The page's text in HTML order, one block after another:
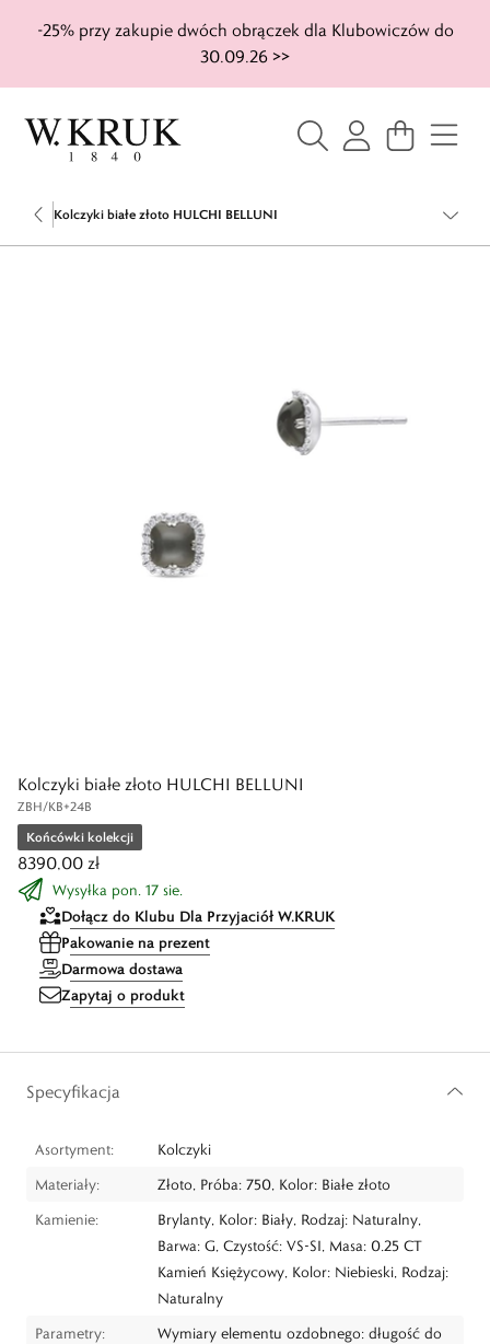
-25% przy zakupie dwóch obrączek dla Klubowiczów do
30.09.26 >>
Kolczyki białe złoto HULCHI BELLUNI
Kolczyki białe złoto HULCHI BELLUNI
ZBH/KB+24B
Końcówki kolekcji
8390,00 zł
Wysyłka pon. 17 sie.
Dołącz do Klubu Dla Przyjaciół W.KRUK
Pakowanie na prezent
Darmowa dostawa
Zapytaj o produkt
Specyfikacja
Asortyment:
Kolczyki
Materiały:
Złoto, Próba: 750, Kolor: Białe złoto
Kamienie:
Brylanty, Kolor: Biały, Rodzaj: Naturalny,
Barwa: G, Czystość: VS-SI, Masa: 0.25 CT
Kamień Księżycowy, Kolor: Niebieski, Rodzaj:
Naturalny
Parametry:
Wymiary elementu ozdobnego: długość do